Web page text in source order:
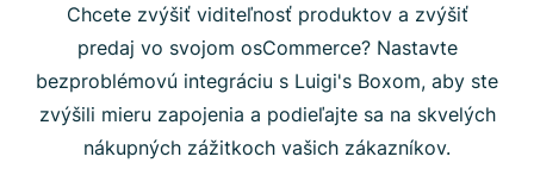
Chcete zvýšiť viditeľnosť produktov a zvýšiť
predaj vo svojom osCommerce? Nastavte
bezproblémovú integráciu s Luigi's Boxom, aby ste
zvýšili mieru zapojenia a podieľajte sa na skvelých
nákupných zážitkoch vašich zákazníkov.